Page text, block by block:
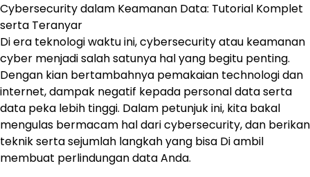
Cybersecurity dalam Keamanan Data: Tutorial Komplet
serta Teranyar
Di era teknologi waktu ini, cybersecurity atau keamanan
cyber menjadi salah satunya hal yang begitu penting.
Dengan kian bertambahnya pemakaian technologi dan
internet, dampak negatif kepada personal data serta
data peka lebih tinggi. Dalam petunjuk ini, kita bakal
mengulas bermacam hal dari cybersecurity, dan berikan
teknik serta sejumlah langkah yang bisa Di ambil
membuat perlindungan data Anda.